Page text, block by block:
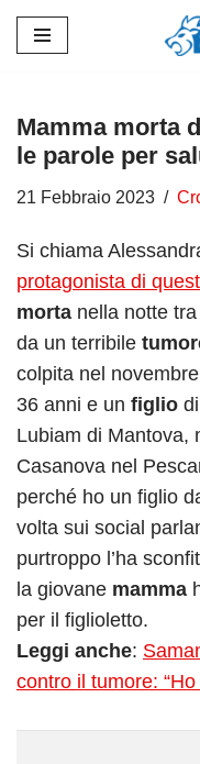
contenuto
Mamma morta
le parole per
21 Febbraio 2023
Si chiama
protagonista di
morta nella notte
da un terribile
colpita nel
36 anni e un figlio
Lubiam di Mantova,
Casanova nel
perché ho un figlio
volta sui social
purtroppo l’ha
la giovane mamma
per il figlioletto.
Leggi anche:
contro il tumore: